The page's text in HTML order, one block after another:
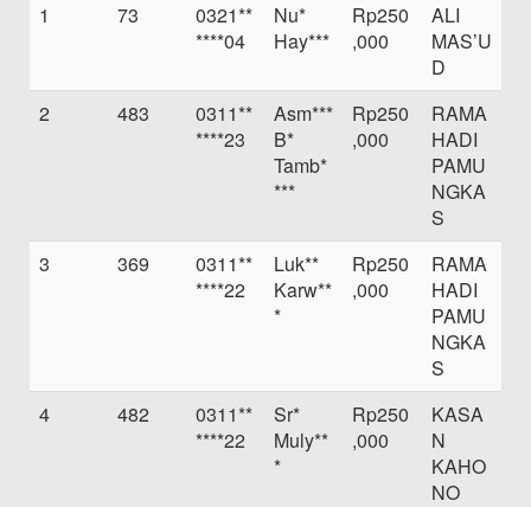
1
73
0321**
****04
Nu*
Hay***
Rp250
,000
ALI
MAS’U
D
2
483
0311**
****23
Asm***
B*
Tamb*
***
Rp250
,000
RAMA
HADI
PAMU
NGKA
S
3
369
0311**
****22
Luk**
Karw**
*
Rp250
,000
RAMA
HADI
PAMU
NGKA
S
4
482
0311**
****22
Sr*
Muly**
*
Rp250
,000
KASA
N
KAHO
NO